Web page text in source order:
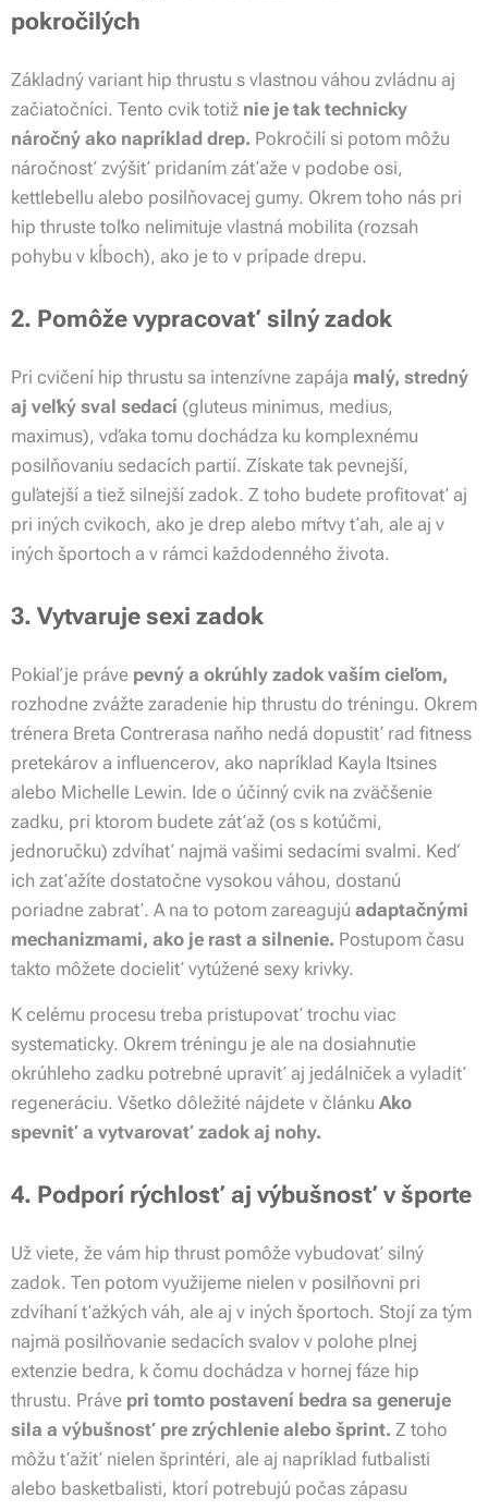
pokročilých
Základný variant hip thrustu s vlastnou váhou zvládnu aj
začiatočníci. Tento cvik totiž nie je tak technicky
náročný ako napríklad drep. Pokročilí si potom môžu
náročnosť zvýšiť pridaním záťaže v podobe osi,
kettlebellu alebo posilňovacej gumy. Okrem toho nás pri
hip thruste toľko nelimituje vlastná mobilita (rozsah
pohybu v kĺboch), ako je to v prípade drepu.
2. Pomôže vypracovať silný zadok
Pri cvičení hip thrustu sa intenzívne zapája malý, stredný
aj veľký sval sedací (gluteus minimus, medius,
maximus), vďaka tomu dochádza ku komplexnému
posilňovaniu sedacích partií. Získate tak pevnejší,
guľatejší a tiež silnejší zadok. Z toho budete profitovať aj
pri iných cvikoch, ako je drep alebo mŕtvy ťah, ale aj v
iných športoch a v rámci každodenného života.
3. Vytvaruje sexi zadok
Pokiaľ je práve pevný a okrúhly zadok vaším cieľom,
rozhodne zvážte zaradenie hip thrustu do tréningu. Okrem
trénera Breta Contrerasa naňho nedá dopustiť rad fitness
pretekárov a influencerov, ako napríklad Kayla Itsines
alebo Michelle Lewin. Ide o účinný cvik na zväčšenie
zadku, pri ktorom budete záťaž (os s kotúčmi,
jednoručku) zdvíhať najmä vašimi sedacími svalmi. Keď
ich zaťažíte dostatočne vysokou váhou, dostanú
poriadne zabrať. A na to potom zareagujú adaptačnými
mechanizmami, ako je rast a silnenie. Postupom času
takto môžete docieliť vytúžené sexy krivky.
K celému procesu treba pristupovať trochu viac
systematicky. Okrem tréningu je ale na dosiahnutie
okrúhleho zadku potrebné upraviť aj jedálniček a vyladiť
regeneráciu. Všetko dôležité nájdete v článku Ako
spevniť a vytvarovať zadok aj nohy.
4. Podporí rýchlosť aj výbušnosť v športe
Už viete, že vám hip thrust pomôže vybudovať silný
zadok. Ten potom využijeme nielen v posilňovni pri
zdvíhaní ťažkých váh, ale aj v iných športoch. Stojí za tým
najmä posilňovanie sedacích svalov v polohe plnej
extenzie bedra, k čomu dochádza v hornej fáze hip
thrustu. Práve pri tomto postavení bedra sa generuje
sila a výbušnosť pre zrýchlenie alebo šprint. Z toho
môžu ťažiť nielen šprintéri, ale aj napríklad futbalisti
alebo basketbalisti, ktorí potrebujú počas zápasu